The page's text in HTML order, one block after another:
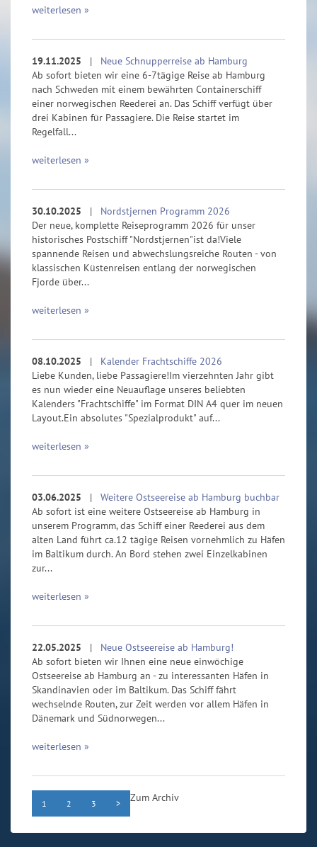
weiterlesen »
19.11.2025 | Neue Schnupperreise ab Hamburg
Ab sofort bieten wir eine 6-7tägige Reise ab Hamburg
nach Schweden mit einem bewährten Containerschiff
einer norwegischen Reederei an. Das Schiff verfügt über
drei Kabinen für Passagiere. Die Reise startet im
Regelfall...
weiterlesen »
30.10.2025 | Nordstjernen Programm 2026
Der neue, komplette Reiseprogramm 2026 für unser
historisches Postschiff "Nordstjernen"ist da!Viele
spannende Reisen und abwechslungsreiche Routen - von
klassischen Küstenreisen entlang der norwegischen
Fjorde über...
weiterlesen »
08.10.2025 | Kalender Frachtschiffe 2026
Liebe Kunden, liebe Passagiere!Im vierzehnten Jahr gibt
es nun wieder eine Neuauflage unseres beliebten
Kalenders "Frachtschiffe" im Format DIN A4 quer im neuen
Layout.Ein absolutes "Spezialprodukt" auf...
weiterlesen »
03.06.2025 | Weitere Ostseereise ab Hamburg buchbar
Ab sofort ist eine weitere Ostseereise ab Hamburg in
unserem Programm, das Schiff einer Reederei aus dem
alten Land führt ca.12 tägige Reisen vornehmlich zu Häfen
im Baltikum durch. An Bord stehen zwei Einzelkabinen
zur...
weiterlesen »
22.05.2025 | Neue Ostseereise ab Hamburg!
Ab sofort bieten wir Ihnen eine neue einwöchige
Ostseereise ab Hamburg an - zu interessanten Häfen in
Skandinavien oder im Baltikum. Das Schiff fährt
wechselnde Routen, zur Zeit werden vor allem Häfen in
Dänemark und Südnorwegen...
weiterlesen »
1 2 3 > Zum Archiv